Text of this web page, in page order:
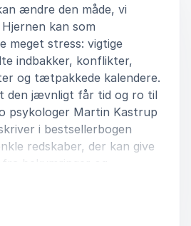
ændre den måde, vi
kan som
meget stress: vigtige
indbakker, konflikter,
og tætpakkede kalendere.
den jævnligt får tid og ro til
psykologer Martin Kastrup
i bestsellerbogen
redskaber, der kan give
bekymringer og
har brug for. Bogens
flere store virksomheder i
Kastrup eller Mads Hyldig